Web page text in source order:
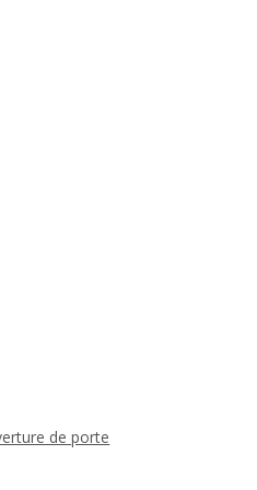
de porte